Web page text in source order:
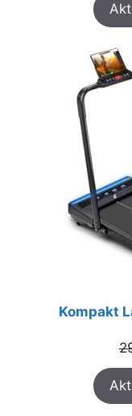
Kompakt